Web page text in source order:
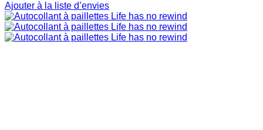
Ajouter à la liste d’envies